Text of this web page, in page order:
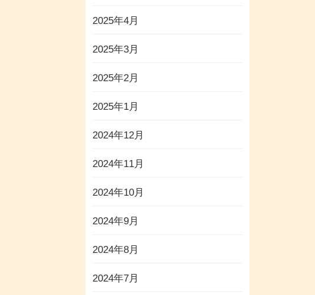
2025年4月
2025年3月
2025年2月
2025年1月
2024年12月
2024年11月
2024年10月
2024年9月
2024年8月
2024年7月